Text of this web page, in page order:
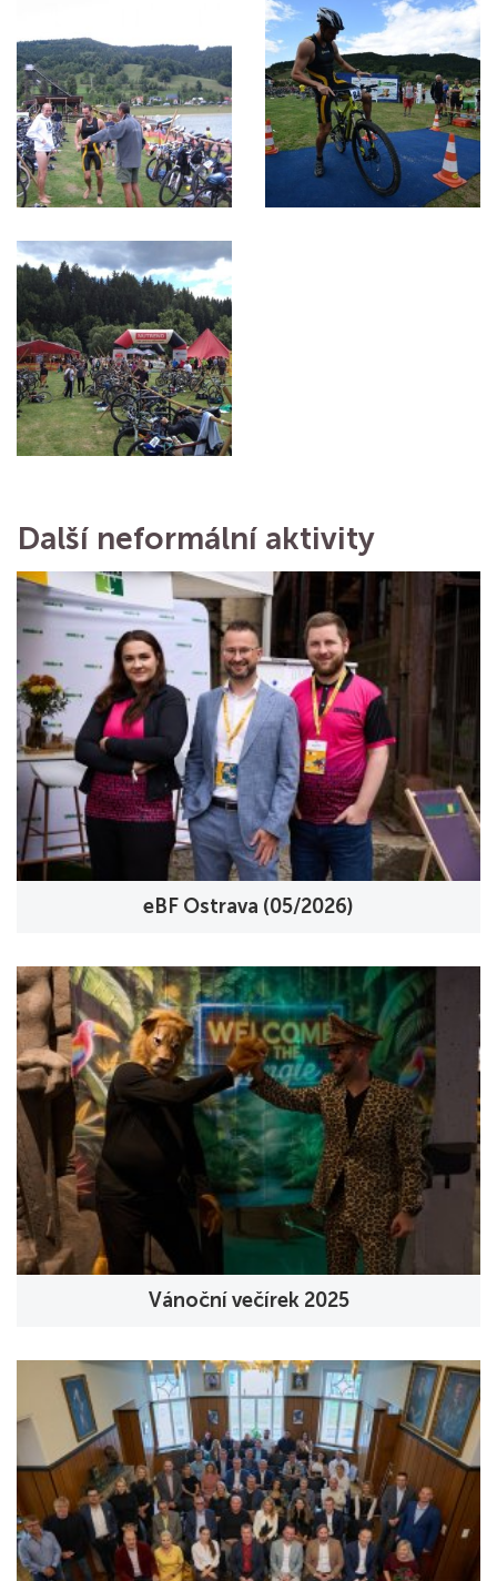
Další neformální aktivity
eBF Ostrava (05/2026)
Vánoční večírek 2025